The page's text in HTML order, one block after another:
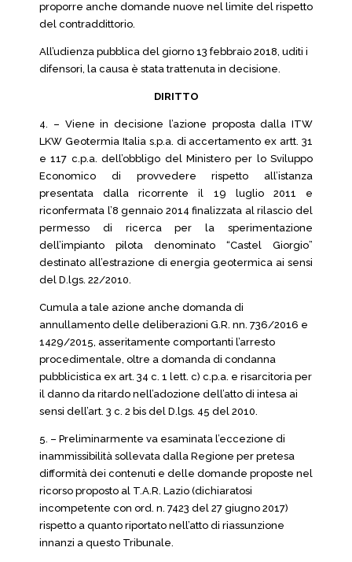
proporre anche domande nuove nel limite del rispetto
del contraddittorio.
All’udienza pubblica del giorno 13 febbraio 2018, uditi i
difensori, la causa è stata trattenuta in decisione.
DIRITTO
4. – Viene in decisione l’azione proposta dalla ITW
LKW Geotermia Italia s.p.a. di accertamento ex artt. 31
e 117 c.p.a. dell’obbligo del Ministero per lo Sviluppo
Economico di provvedere rispetto all’istanza
presentata dalla ricorrente il 19 luglio 2011 e
riconfermata l’8 gennaio 2014 finalizzata al rilascio del
permesso di ricerca per la sperimentazione
dell’impianto pilota denominato “Castel Giorgio”
destinato all’estrazione di energia geotermica ai sensi
del D.lgs. 22/2010.
Cumula a tale azione anche domanda di
annullamento delle deliberazioni G.R. nn. 736/2016 e
1429/2015, asseritamente comportanti l’arresto
procedimentale, oltre a domanda di condanna
pubblicistica ex art. 34 c. 1 lett. c) c.p.a. e risarcitoria per
il danno da ritardo nell’adozione dell’atto di intesa ai
sensi dell’art. 3 c. 2 bis del D.lgs. 45 del 2010.
5. – Preliminarmente va esaminata l’eccezione di
inammissibilità sollevata dalla Regione per pretesa
difformità dei contenuti e delle domande proposte nel
ricorso proposto al T.A.R. Lazio (dichiaratosi
incompetente con ord. n. 7423 del 27 giugno 2017)
rispetto a quanto riportato nell’atto di riassunzione
innanzi a questo Tribunale.